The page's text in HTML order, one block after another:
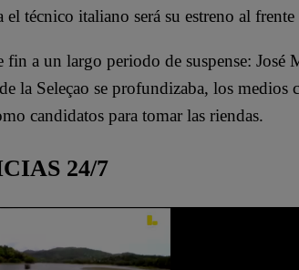
el técnico italiano será su estreno al
a un largo periodo de suspense: José
la Seleçao se profundizaba, los medios
candidatos para tomar las riendas.
24/7